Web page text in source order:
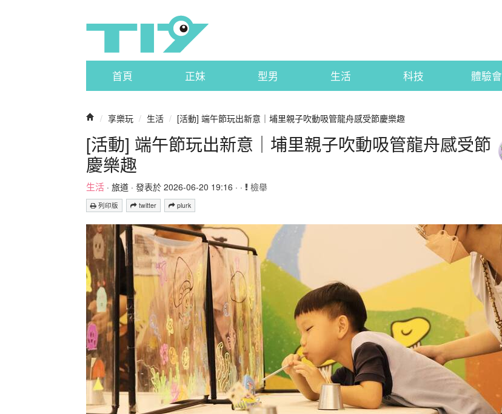
首頁 正妹 型男 生活 科技 體驗會
/ 享樂玩 / 生活 / [活動] 端午節玩出新意｜埔里親子吹動吸管龍舟感受節慶樂趣
[活動] 端午節玩出新意｜埔里親子吹動吸管龍舟感受節
慶樂趣
生活 · 旅道 · 發表於 2026-06-20 19:16 · · 檢舉
列印版 twitter plurk